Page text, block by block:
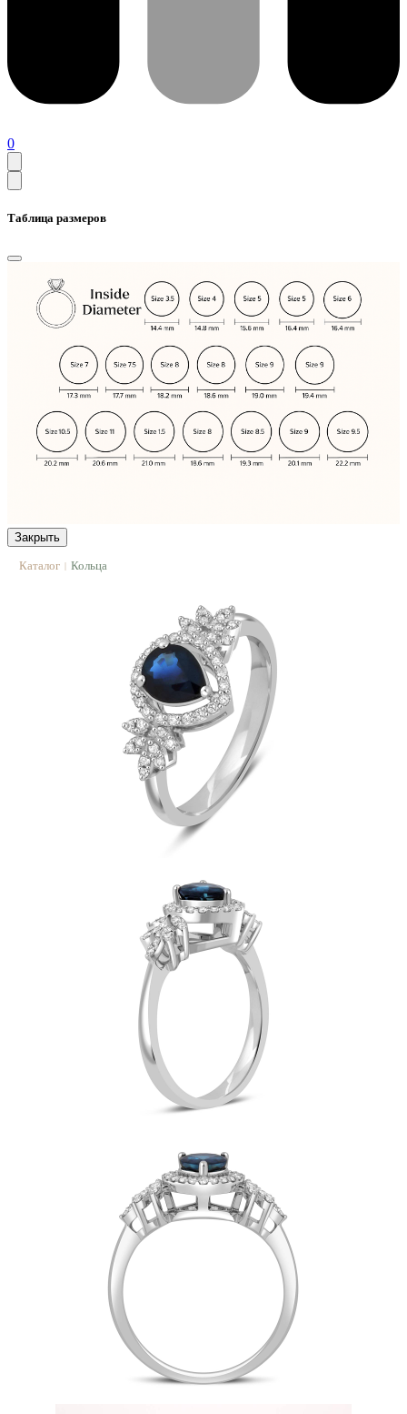
0
Таблица размеров
Закрыть
Каталог | Кольца